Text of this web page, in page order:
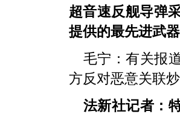
超音速反舰导弹
提供的最先进武
毛宁：有关报
方反对恶意关联
法新社记者：